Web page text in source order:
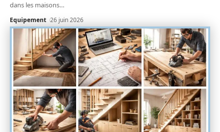
dans les maisons…
Equipement 26 juin 2026